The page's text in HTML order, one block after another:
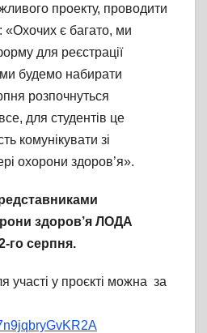
проекту, проводити
«Охочих є багато, ми
для реєстрації
будемо набирати
розпочнуться
для студентів це
комунікувати зі
охорони здоров’я».
здоров’я ЛОДА
го серпня.
участі у проєкті можна за